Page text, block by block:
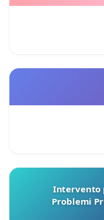
Intervento
Problemi